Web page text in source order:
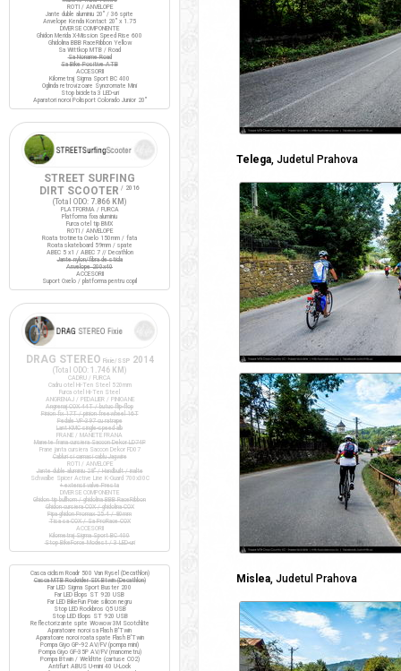
Telega, Judetul Prahova
Mislea, Judetul Prahova
ROTI / ANVELOPE
Jante duble aluminiu 20" / 36 spite
Anvelope Kenda Kontact 20" x 1.75
DIVERSE COMPONENTE
Ghidon Merida X-Mission Speed Rise 600
Ghidolina BBB RaceRibbon Yellow
Sa Wittkop MTB / Road
Sa Noname Road
Sa Bike Positive ATB
ACCESORII
Kilometraj Sigma Sport BC 400
Oglinda retrovizoare Syncromate Mini
Stop bicicleta 3 LED-uri
Aparatori noroi Polisport Colorado Junior 20"
STREET SURFING
DIRT SCOOTER / 2016
(Total ODO: 7.866 KM )
PLATFORMA / FURCA
Platforma fixa aluminiu
Furca otel tip BMX
ROTI / ANVELOPE
Roata trotineta Oxelo 150mm / fata
Roata skateboard 59mm / spate
ABEC 5 x1 / ABEC 7 // Decathlon
Jante nylon/fibra de sticla
Anvelope 200x40
ACCESORII
Suport Oxelo / platforma pentru copil
DRAG STEREO Fixie/SSP 2014
(Total ODO: 1.746 KM )
CADRU / FURCA
Cadru otel Hi-Ten Steel 520mm
Furca otel Hi-Ten Steel
ANGRENAJ / PEDALIER / PINIOANE
Angrenaj COX 44T / butuc flip-flop
Pinion fix 17T / pinion freewheel 16T
Pedale VP-397 cu ratrape
Lant KMC single-speed alb
FRANE / MANETE FRANA
Manete frana cursiera Saccon Dekor LD74P
Frane janta cursiera Saccon Dekor FD07
Cabluri si camasi cablu Jagwire
ROTI / ANVELOPE
Jante duble aluminiu 28" / Handbuilt / inalte
Schwalbe Spicer Active Line K-Guard 700x30C
+ extensii valve Presta
DIVERSE COMPONENTE
Ghidon tip bullhorn / ghidolina BBB RaceRibbon
Ghidon cursiera COX / ghidolina COX
Pipa ghidon Promax 25.4 / 80mm
Tisa sa COX / Sa ProRace COX
ACCESORII
Kilometraj Sigma Sport BC 400
Stop BikeForce Modest / 3 LED-uri
Casca ciclism Roadr 500 Van Rysel (Decathlon)
Casca MTB Rockrider SIX Btwin (Decathlon)
Far LED Sigma Sport Buster 200
Far LED Elops ST 920 USB
Far LED BikeFun Pixie silicon negru
Stop LED Rockbros Q5 USB
Stop LED Elops ST 920 USB
Reflectorizante spite Wowow 3M Scotchlite
Aparatoare noroi sa Flash B'Twin
Aparatoare noroi roata spate Flash B'Twin
Pompa Giyo GP-92 AV/FV (pompa mini)
Pompa Giyo GF-35P AV/FV (manometru)
Pompa Btwin / Weldtite (cartuse CO2)
Antifurt ABUS U-mini 40 U-Lock